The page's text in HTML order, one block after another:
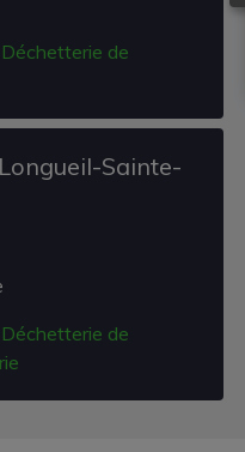
Déchetterie de
Sainte-
Déchetterie de